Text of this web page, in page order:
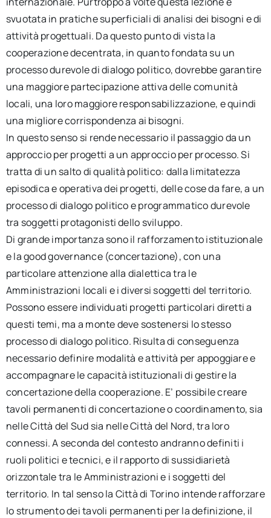
svuotata in pratiche superficiali di analisi dei bisogni e di
attività progettuali. Da questo punto di vista la
cooperazione decentrata, in quanto fondata su un
processo durevole di dialogo politico, dovrebbe garantire
una maggiore partecipazione attiva delle comunità
locali, una loro maggiore responsabilizzazione, e quindi
una migliore corrispondenza ai bisogni.
In questo senso si rende necessario il passaggio da un
approccio per progetti a un approccio per processo. Si
tratta di un salto di qualità politico: dalla limitatezza
episodica e operativa dei progetti, delle cose da fare, a un
processo di dialogo politico e programmatico durevole
tra soggetti protagonisti dello sviluppo.
Di grande importanza sono il rafforzamento istituzionale
e la good governance (concertazione), con una
particolare attenzione alla dialettica tra le
Amministrazioni locali e i diversi soggetti del territorio.
Possono essere individuati progetti particolari diretti a
questi temi, ma a monte deve sostenersi lo stesso
processo di dialogo politico. Risulta di conseguenza
necessario definire modalità e attività per appoggiare e
accompagnare le capacità istituzionali di gestire la
concertazione della cooperazione. E’ possibile creare
tavoli permanenti di concertazione o coordinamento, sia
nelle Città del Sud sia nelle Città del Nord, tra loro
connessi. A seconda del contesto andranno definiti i
ruoli politici e tecnici, e il rapporto di sussidiarietà
orizzontale tra le Amministrazioni e i soggetti del
territorio. In tal senso la Città di Torino intende rafforzare
lo strumento dei tavoli permanenti per la definizione, il